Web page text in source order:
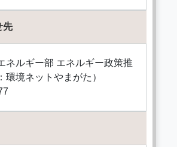
先
ネルギー部 エネルギー政策推
環境ネットやまがた）